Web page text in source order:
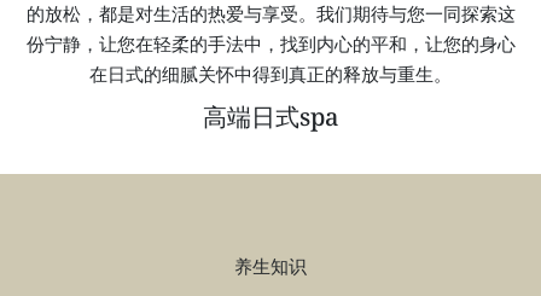
的放松，都是对生活的热爱与享受。我们期待与您一同探索这
份宁静，让您在轻柔的手法中，找到内心的平和，让您的身心
在日式的细腻关怀中得到真正的释放与重生。
高端日式spa
养生知识